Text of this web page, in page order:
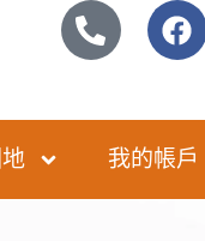
我的帳戶